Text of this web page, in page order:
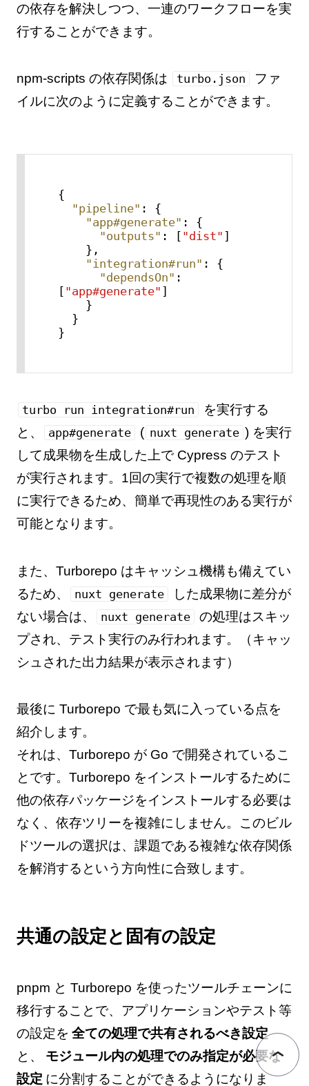
の依存を解決しつつ、一連のワークフローを実
行することができます。
npm-scripts の依存関係は turbo.json
ファ
イルに次のように定義することができます。
{
"pipeline" :
{
"app#generate" :
{
"outputs" : [ "dist" ]
} ,
"integration#run" :
{
"dependsOn" :
[ "app#generate" ]
}
}
}
turbo run integration#run
を実行する
と、
app#generate ( nuxt generate ) を実行
して成果物を生成した上で Cypress のテスト
が実行されます。1回の実行で複数の処理を順
に実行できるため、簡単で再現性のある実行が
可能となります。
また、Turborepo はキャッシュ機構も備えてい
るため、
nuxt generate
した成果物に差分が
ない場合は、
nuxt generate
の処理はスキッ
プされ、テスト実行のみ行われます。（キャッ
シュされた出力結果が表示されます）
最後に Turborepo で最も気に入っている点を
紹介します。
それは、Turborepo が Go で開発されているこ
とです。Turborepo をインストールするために
他の依存パッケージをインストールする必要は
なく、依存ツリーを複雑にしません。このビル
ドツールの選択は、課題である複雑な依存関係
を解消するという方向性に合致します。
共通の設定と固有の設定
pnpm と Turborepo を使ったツールチェーンに
移行することで、アプリケーションやテスト等
の設定を 全ての処理で共有されるべき設定
と、
モジュール内の処理でのみ指定が必要な
設定 に分割することができるようになりま